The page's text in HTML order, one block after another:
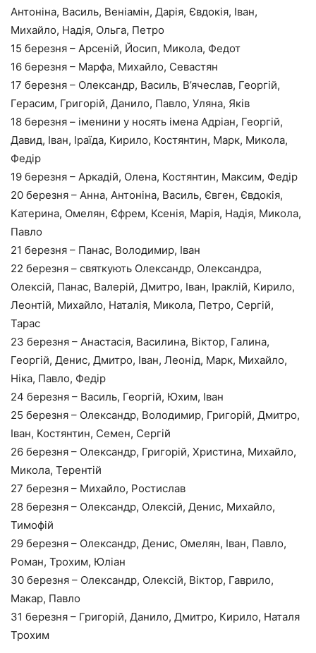
Антоніна, Василь, Веніамін, Дарія, Євдокія, Іван,
Михайло, Надія, Ольга, Петро
15 березня – Арсеній, Йосип, Микола, Федот
16 березня – Марфа, Михайло, Севастян
17 березня – Олександр, Василь, В’ячеслав, Георгій,
Герасим, Григорій, Данило, Павло, Уляна, Яків
18 березня – іменини у носять імена Адріан, Георгій,
Давид, Іван, Іраїда, Кирило, Костянтин, Марк, Микола,
Федір
19 березня – Аркадій, Олена, Костянтин, Максим, Федір
20 березня – Анна, Антоніна, Василь, Євген, Євдокія,
Катерина, Омелян, Єфрем, Ксенія, Марія, Надія, Микола,
Павло
21 березня – Панас, Володимир, Іван
22 березня – святкують Олександр, Олександра,
Олексій, Панас, Валерій, Дмитро, Іван, Іраклій, Кирило,
Леонтій, Михайло, Наталія, Микола, Петро, Сергій,
Тарас
23 березня – Анастасія, Василина, Віктор, Галина,
Георгій, Денис, Дмитро, Іван, Леонід, Марк, Михайло,
Ніка, Павло, Федір
24 березня – Василь, Георгій, Юхим, Іван
25 березня – Олександр, Володимир, Григорій, Дмитро,
Іван, Костянтин, Семен, Сергій
26 березня – Олександр, Григорій, Христина, Михайло,
Микола, Терентій
27 березня – Михайло, Ростислав
28 березня – Олександр, Олексій, Денис, Михайло,
Тимофій
29 березня – Олександр, Денис, Омелян, Іван, Павло,
Роман, Трохим, Юліан
30 березня – Олександр, Олексій, Віктор, Гаврило,
Макар, Павло
31 березня – Григорій, Данило, Дмитро, Кирило, Наталя
Трохим